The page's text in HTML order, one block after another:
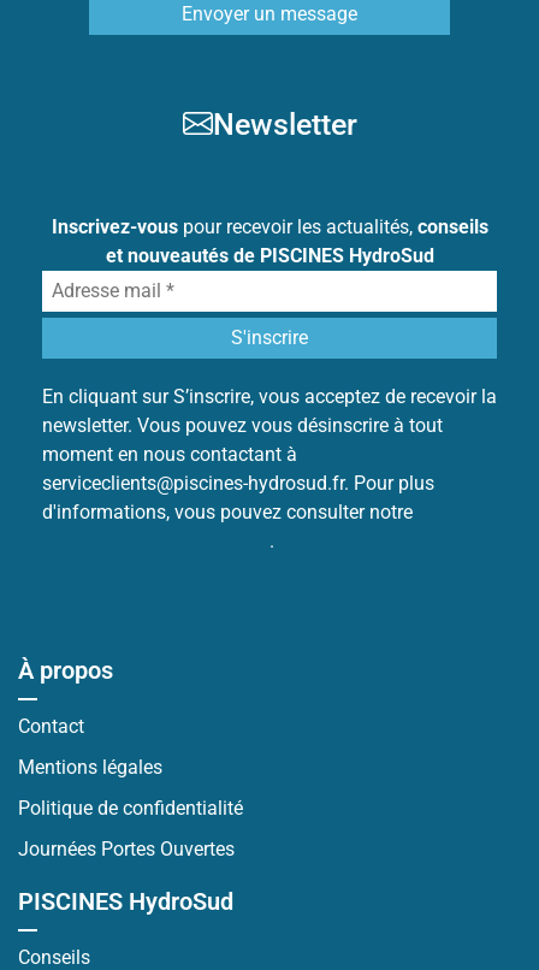
Envoyer un message
Newsletter
Inscrivez-vouspour recevoir les actualités, conseils
et nouveautés de PISCINES HydroSud
En cliquant sur S’inscrire, vous acceptez de recevoir la
newsletter. Vous pouvez vous désinscrire à tout
moment en nous contactant à
serviceclients@piscines-hydrosud.fr. Pour plus
d'informations, vous pouvez consulter notre
.
À propos
Contact
Mentions légales
Politique de confidentialité
Journées Portes Ouvertes
PISCINES HydroSud
Conseils